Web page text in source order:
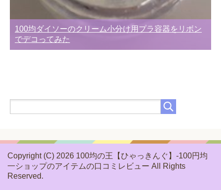
100均ダイソーのクリーム小分け用プラ容器をリボン
でデコってみた
Copyright (C) 2026 100均の王【ひゃっきんぐ】-100円均
一ショップのアイテムの口コミレビュー All Rights
Reserved.